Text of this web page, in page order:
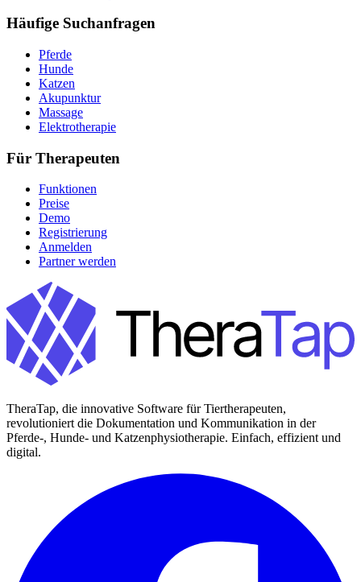
Häufige Suchanfragen
Pferde
Hunde
Katzen
Akupunktur
Massage
Elektrotherapie
Für Therapeuten
Funktionen
Preise
Demo
Registrierung
Anmelden
Partner werden
TheraTap, die innovative Software für Tiertherapeuten,
revolutioniert die Dokumentation und Kommunikation in der
Pferde-, Hunde- und Katzenphysiotherapie. Einfach, effizient und
digital.